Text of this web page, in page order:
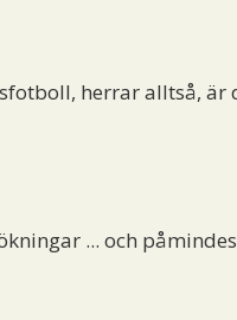
herrar alltså, är
... och